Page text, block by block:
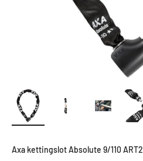
Axa kettingslot Absolute 9/110 ART2